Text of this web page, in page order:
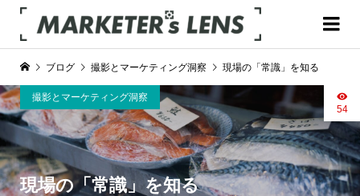
現場の「常識」を知る
撮影とマーケティング洞察
54
ブログ 撮影とマーケティング洞察 現場の「常識」を知る